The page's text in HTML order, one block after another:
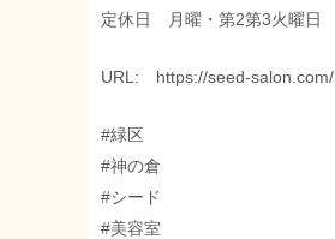
定休日 月曜・第2第3火曜日
URL: https://seed-salon.com/
#緑区
#神の倉
#シード
#美容室